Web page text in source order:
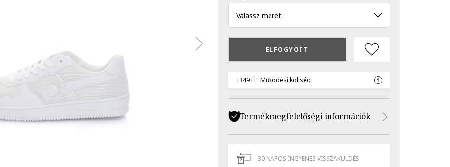
Válassz méret:
ELFOGYOTT
+349 Ft Működési költség
Termékmegfelelőségi információk
30 NAPOS INGYENES VISSZAKÜLDÉS